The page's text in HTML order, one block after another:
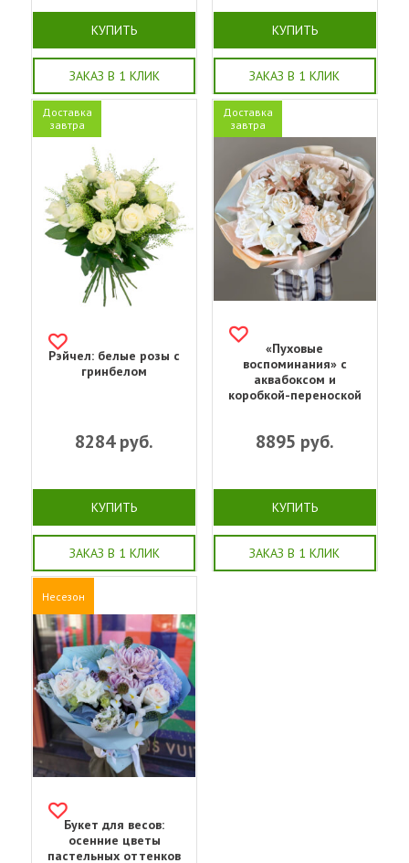
КУПИТЬ
ЗАКАЗ В 1 КЛИК
КУПИТЬ
ЗАКАЗ В 1 КЛИК
Доставка
завтра
Рэйчел: белые розы с
гринбелом
8284руб.
КУПИТЬ
ЗАКАЗ В 1 КЛИК
Доставка
завтра
«Пуховые
воспоминания» с
аквабоксом и
коробкой-переноской
8895 руб.
КУПИТЬ
ЗАКАЗ В 1 КЛИК
Несезон
Букет для весов:
осенние цветы
пастельных оттенков